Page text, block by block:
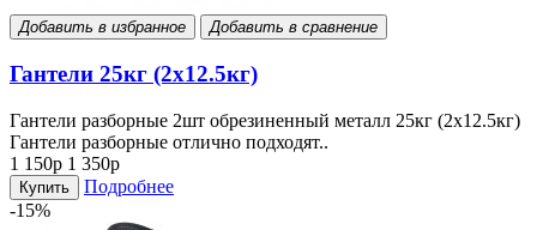
Добавить в избранное Добавить в сравнение
Гантели 25кг (2х12.5кг)
Гантели разборные 2шт обрезиненный металл 25кг (2х12.5кг)
Гантели разборные отлично подходят..
1 150р 1 350р
Купить
Подробнее
-15%